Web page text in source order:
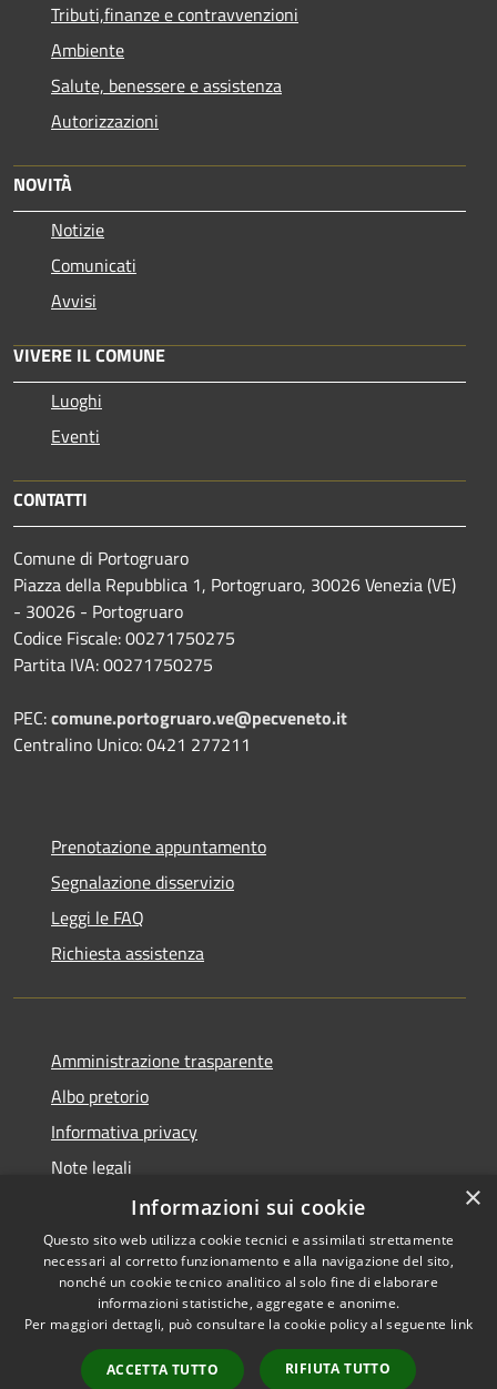
Tributi,finanze e contravvenzioni
Ambiente
Salute, benessere e assistenza
Autorizzazioni
NOVITÀ
Notizie
Comunicati
Avvisi
VIVERE IL COMUNE
Luoghi
Eventi
CONTATTI
Comune di Portogruaro
Piazza della Repubblica 1, Portogruaro, 30026 Venezia (VE)
- 30026 - Portogruaro
Codice Fiscale: 00271750275
Partita IVA: 00271750275
PEC:comune.portogruaro.ve@pecveneto.it
Centralino Unico: 0421 277211
Prenotazione appuntamento
Segnalazione disservizio
Leggi le FAQ
Richiesta assistenza
Amministrazione trasparente
Albo pretorio
Informativa privacy
Note legali
Dichiarazione di accessibilità
RSS
Accessibilità
Copyright © 2026 • Comune di
Municipium•
Accesso
×
Informazioni sui cookie
Questo sito web utilizza cookie tecnici e assimilati strettamente
necessari al corretto funzionamento e alla navigazione del sito,
nonché un cookie tecnico analitico al solo fine di elaborare
informazioni statistiche, aggregate e anonime.
Per maggiori dettagli, può consultare la cookie policy al seguente link
ACCETTA TUTTO RIFIUTA TUTTO